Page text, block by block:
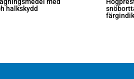
halkskydd